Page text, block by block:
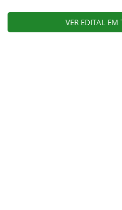
VER EDITAL EM